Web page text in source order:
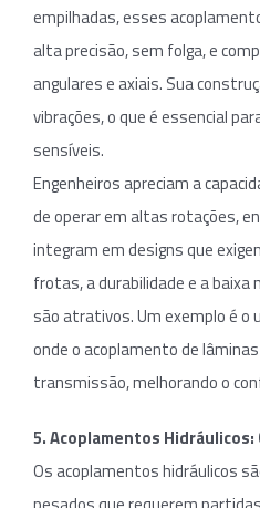
empilhadas, esses
alta precisão, sem folga, e
angulares e axiais. Sua
vibrações, o que é essencial
sensíveis.
Engenheiros apreciam a
de operar em altas rotações,
integram em designs que
frotas, a durabilidade e a baixa
são atrativos. Um exemplo é o
onde o acoplamento de
transmissão, melhorando o
5. Acoplamentos
Os acoplamentos hidráulicos